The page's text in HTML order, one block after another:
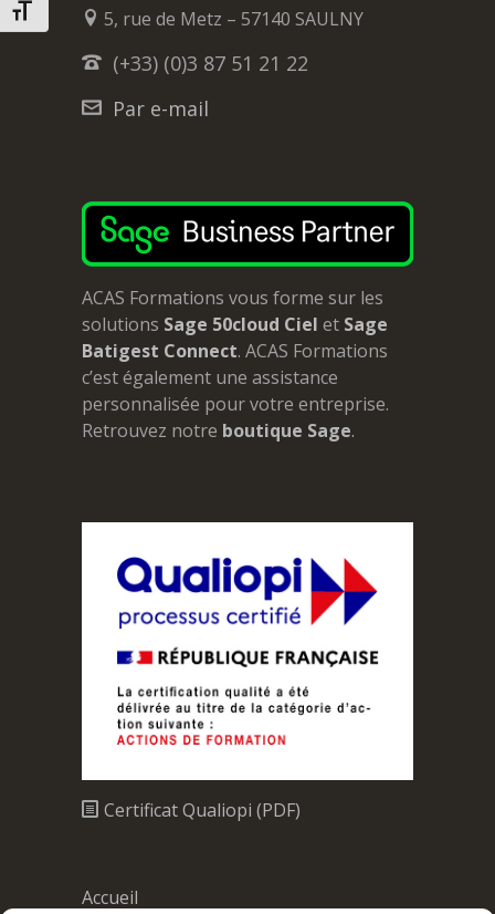
CHANGER LA TAILLE DE LA POLICE
5, rue de Metz – 57140 SAULNY
(+33) (0)3 87 51 21 22
Par e-mail
ACAS Formations vous forme sur les
solutions Sage 50cloud Ciel et Sage
Batigest Connect. ACAS Formations
c’est également une assistance
personnalisée pour votre entreprise.
Retrouvez notre boutique Sage.
Certificat Qualiopi (PDF)
Accueil